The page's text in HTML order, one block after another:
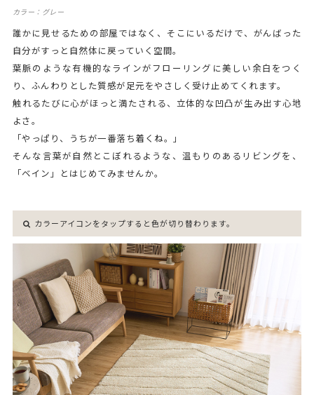
カラー：グレー
誰かに見せるための部屋ではなく、そこにいるだけで、がんばった
自分がすっと自然体に戻っていく空間。
葉脈のような有機的なラインがフローリングに美しい余白をつく
り、ふんわりとした質感が足元をやさしく受け止めてくれます。
触れるたびに心がほっと満たされる、立体的な凹凸が生み出す心地
よさ。
「やっぱり、うちが一番落ち着くね。」
そんな言葉が自然とこぼれるような、温もりのあるリビングを、
「ベイン」とはじめてみませんか。
カラーアイコンをタップすると色が切り替わります。